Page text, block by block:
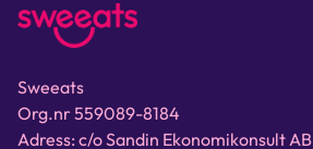
Sweeats
Org.nr 559089-8184
Adress: c/o Sandin Ekonomikonsult AB